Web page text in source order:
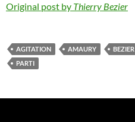
Original post by Thierry Bezier
AGITATION AMAURY BEZIER
PARTI